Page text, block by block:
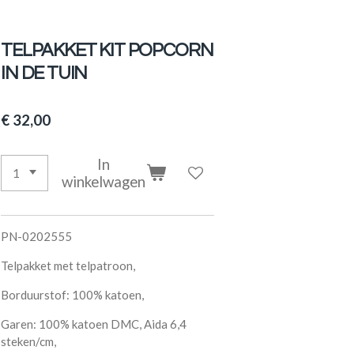
TELPAKKET KIT POPCORN
IN DE TUIN
€ 32,00
In
winkelwagen
PN-0202555
Telpakket met telpatroon,
Borduurstof: 100% katoen,
Garen: 100% katoen DMC, Aida 6,4
steken/cm,